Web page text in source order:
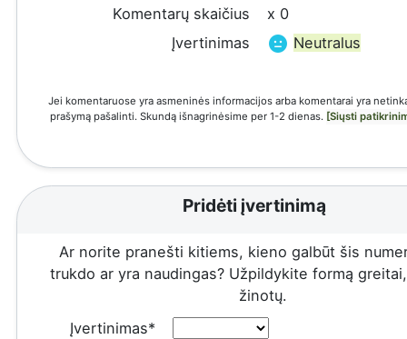
Komentarų skaičius
x 0
Įvertinimas
Neutralus
Jei komentaruose yra asmeninės informacijos arba komentarai yra
prašymą pašalinti. Skundą išnagrinėsime per 1-2 dienas. [Siųsti
Pridėti įvertinimą
Ar norite pranešti kitiems, kieno galbūt šis
trukdo ar yra naudingas? Užpildykite formą
žinotų.
Įvertinimas*